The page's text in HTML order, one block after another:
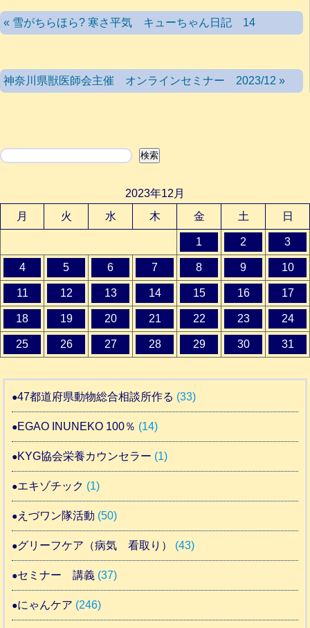
« 雪がちらほら? 寒さ平気 キューちゃん日記 14
神奈川県獣医師会主催 オンラインセミナー 2023/12 »
検索 検索
2023年12月
月
火 水 木 金 土 日
1 2 3
4 5 6 7 8 9 10
11 12 13 14 15 16 17
18 19 20 21 22 23 24
25 26 27 28 29 30 31
47都道府県動物総合相談所作る (33)
EGAO INUNEKO 100％ (14)
KYG協会栄養カウンセラー (1)
エキゾチック (1)
えづワン隊活動 (50)
グリーフケア（病気 看取り） (43)
セミナー 講義 (37)
にゃんケア (246)